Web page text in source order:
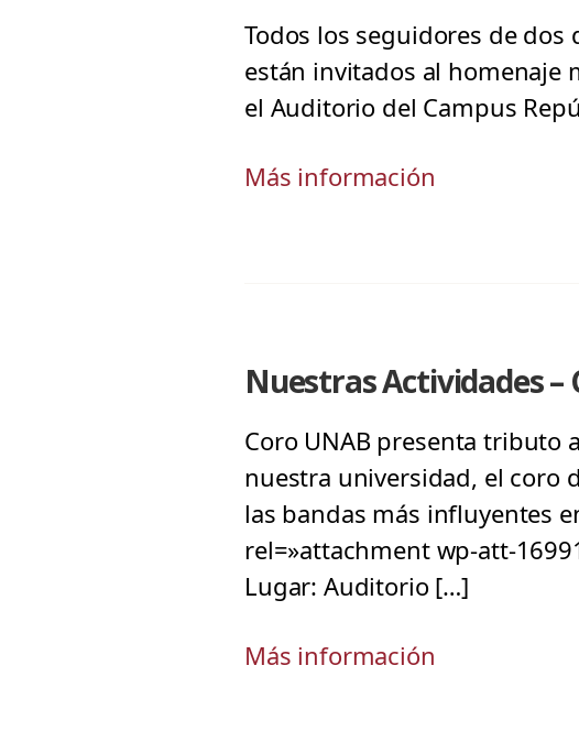
Todos los seguidores de
están invitados al homenaje
el Auditorio del Campus
Más información
Nuestras Actividades –
Coro UNAB presenta tributo
nuestra universidad, el coro
las bandas más influyentes
rel=»attachment wp-att-
Lugar: Auditorio […]
Más información